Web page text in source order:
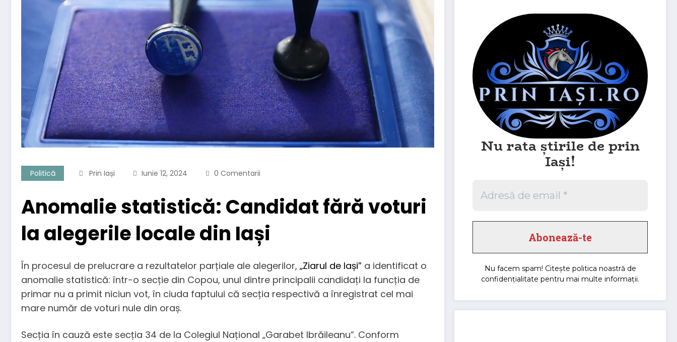
Politică Prin Iași Iunie 12, 2024 0 Comentarii
Anomalie statistică: Candidat fără voturi
la alegerile locale din Iași
În procesul de prelucrare a rezultatelor parțiale ale alegerilor, „Ziarul de Iași” a identificat o
anomalie statistică: într-o secție din Copou, unul dintre principalii candidați la funcția de
primar nu a primit niciun vot, în ciuda faptului că secția respectivă a înregistrat cel mai
mare număr de voturi nule din oraș.
Secția în cauză este secția 34 de la Colegiul Național „Garabet Ibrăileanu”. Conform
Nu rata știrile de prin
Iași!
Nu facem spam! Citește politica noastră de
confidențialitate pentru mai multe informații.